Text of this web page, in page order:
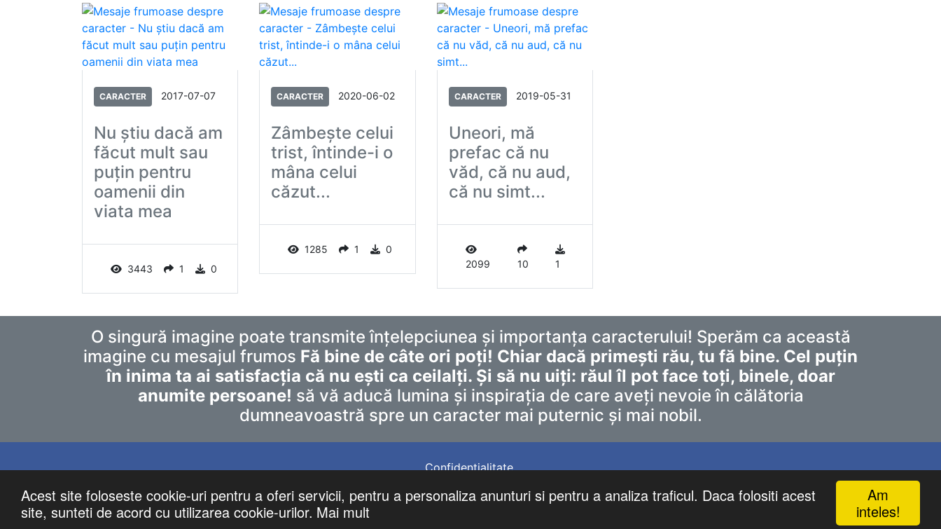
Am
inteles!
Acest site foloseste cookie-uri pentru a oferi servicii, pentru a personaliza anunturi si pentru a analiza traficul. Daca folositi acest
site, sunteti de acord cu utilizarea cookie-urilor. Mai mult
CARACTER 2017-07-07
Nu ştiu dacă am
făcut mult sau
puţin pentru
oamenii din
viata mea
3443 1 0
CARACTER 2020-06-02
Zâmbește celui
trist, întinde-i o
mâna celui
căzut...
1285 1 0
CARACTER 2019-05-31
Uneori, mă
prefac că nu
văd, că nu aud,
că nu simt...
2099 10 1
O singură imagine poate transmite înțelepciunea și importanța caracterului! Sperăm ca această
imagine cu mesajul frumos Fă bine de câte ori poți! Chiar dacă primești rău, tu fă bine. Cel puțin
în inima ta ai satisfacția că nu ești ca ceilalți. Și să nu uiți: răul îl pot face toți, binele, doar
anumite persoane! să vă aducă lumina și inspirația de care aveți nevoie în călătoria
dumneavoastră spre un caracter mai puternic și mai nobil.
Confidentialitate